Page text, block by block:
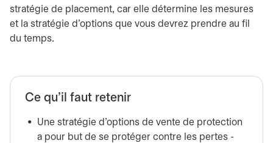
stratégie de placement, car elle détermine les mesures
et la stratégie d’options que vous devrez prendre au fil
du temps.
Ce qu’il faut retenir
Une stratégie d’options de vente de protection
a pour but de se protéger contre les pertes -